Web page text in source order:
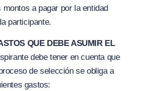
a pagar por la entidad
participante.
QUE DEBE ASUMIR EL
debe tener en cuenta que
de selección se obliga a
gastos: